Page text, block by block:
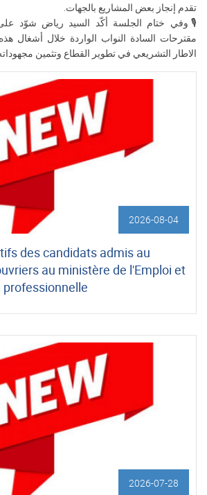
تقدم إنجاز بعض المشاريع بالجهات.
🎙وفي ختام الجلسة أكّد السيد رياض شوّد
مقترحات السادة النواب الواردة خلال أشغال
الاطار التشريعي في تطوير القطاع وتثمين
2026-08-04
des candidats admis au
au ministère de l'Emploi et
2026-07-28